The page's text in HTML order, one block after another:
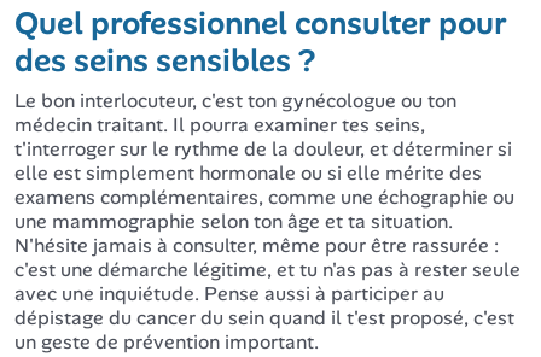
Quel professionnel consulter pour
des seins sensibles ?
Le bon interlocuteur, c'est ton gynécologue ou ton
médecin traitant. Il pourra examiner tes seins,
t'interroger sur le rythme de la douleur, et déterminer si
elle est simplement hormonale ou si elle mérite des
examens complémentaires, comme une échographie ou
une mammographie selon ton âge et ta situation.
N'hésite jamais à consulter, même pour être rassurée :
c'est une démarche légitime, et tu n'as pas à rester seule
avec une inquiétude. Pense aussi à participer au
dépistage du cancer du sein quand il t'est proposé, c'est
un geste de prévention important.